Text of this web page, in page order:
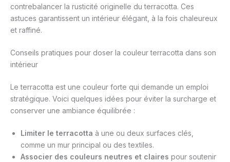
contrebalancer la rusticité originelle du terracotta. Ces
astuces garantissent un intérieur élégant, à la fois chaleureux
et raffiné.
Conseils pratiques pour doser la couleur terracotta dans son
intérieur
Le terracotta est une couleur forte qui demande un emploi
stratégique. Voici quelques idées pour éviter la surcharge et
conserver une ambiance équilibrée :
Limiter le terracotta à une ou deux surfaces clés,
comme un mur principal ou des textiles.
Associer des couleurs neutres et claires pour soutenir